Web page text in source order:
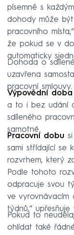
písemně s
dohody může
pracovního
že pokud se v
automaticky
Dohoda o
uzavřena
pracovní
Výpovědní doba
a to i bez udání
sdíleného
samotné.
Pracovní dobu
sami střídající se
rozvrhem, který
Podle tohoto
odpracuje svou
ve
týdnů,“ upřesňuje
Pokud to
ohlídat také